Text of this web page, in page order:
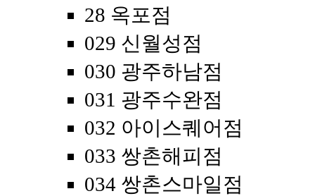
28 옥포점
029 신월성점
030 광주하남점
031 광주수완점
032 아이스퀘어점
033 쌍촌해피점
034 쌍촌스마일점